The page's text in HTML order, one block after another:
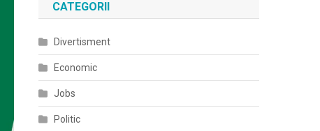
CATEGORII
Divertisment
Economic
Jobs
Politic